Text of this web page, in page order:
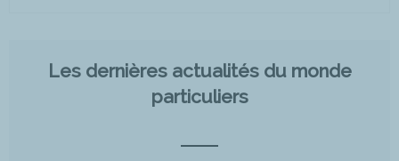
Les dernières actualités du monde
particuliers